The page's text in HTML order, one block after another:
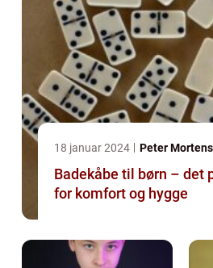
18 januar 2024 Peter
Badekåbe til børn – det
for komfort og hygge